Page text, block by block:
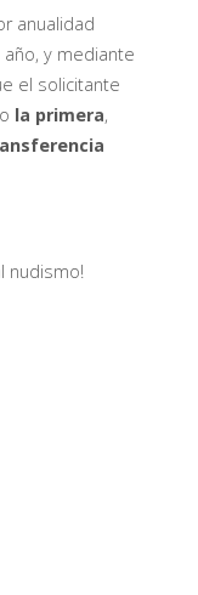
anualidad
y mediante
el solicitante
la primera,
nudismo!